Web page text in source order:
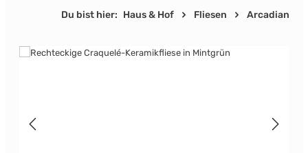
Du bist hier: Haus & Hof Fliesen Arcadian
Bildergalerie überspringen